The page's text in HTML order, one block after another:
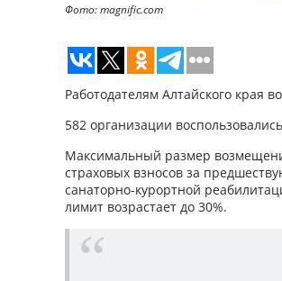
Фото: magnific.com
Работодателям Алтайского края
582 организации
Максимальный размер
страховых взносов за
санаторно-курортной
лимит возрастает до 30%.